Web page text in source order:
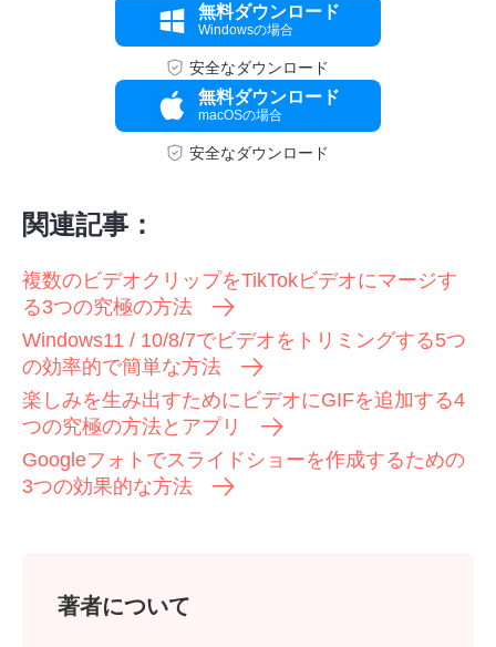
ステップ
無料ダウンロード
Windowsの場合
安全なダウンロード
無料ダウンロード
macOSの場合
安全なダウンロード
関連記事：
複数のビデオクリップをTikTokビデオにマージす
る3つの究極の方法
Windows11 / 10/8/7でビデオをトリミングする5つ
の効率的で簡単な方法
楽しみを生み出すためにビデオにGIFを追加する4
つの究極の方法とアプリ
Googleフォトでスライドショーを作成するための
3つの効果的な方法
著者について